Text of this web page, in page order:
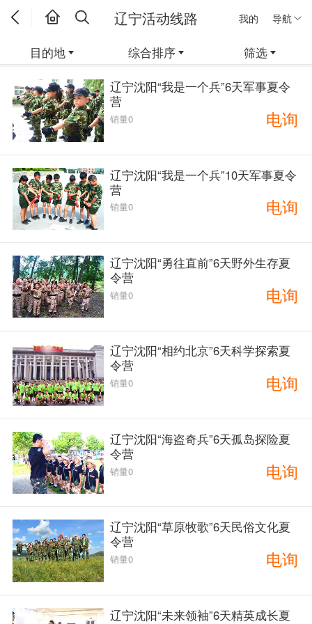
我的 导航
辽宁活动线路
目的地 综合排序 筛选
辽宁沈阳“我是一个兵”6天军事夏令
营
销量0 电询
辽宁沈阳“我是一个兵”10天军事夏令
营
销量0 电询
辽宁沈阳“勇往直前”6天野外生存夏
令营
销量0 电询
辽宁沈阳“相约北京”6天科学探索夏
令营
销量0 电询
辽宁沈阳“海盗奇兵”6天孤岛探险夏
令营
销量0 电询
辽宁沈阳“草原牧歌”6天民俗文化夏
令营
销量0 电询
辽宁沈阳“未来领袖”6天精英成长夏